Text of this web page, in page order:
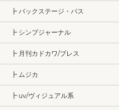
┣ バックステージ・パス
┣ シンプジャーナル
┣ 月刊カドカワ/ブレス
┣ ムジカ
┣ uv/ヴィジュアル系